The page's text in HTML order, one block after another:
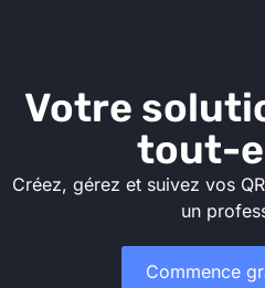
Votre
tout-
Créez, gérez et suivez vos
un
Commence